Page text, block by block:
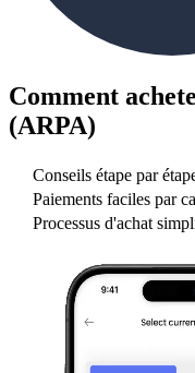
Comment
(ARPA)
Conseils étape par
Paiements faciles par
Processus d'achat